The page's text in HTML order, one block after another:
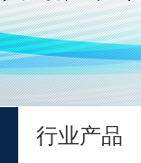
行业产品